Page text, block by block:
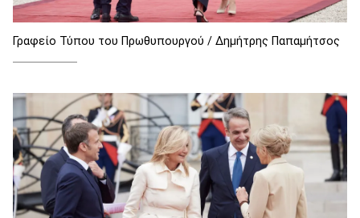
Γραφείο Τύπου του Πρωθυπουργού / Δημήτρης Παπαμήτσος